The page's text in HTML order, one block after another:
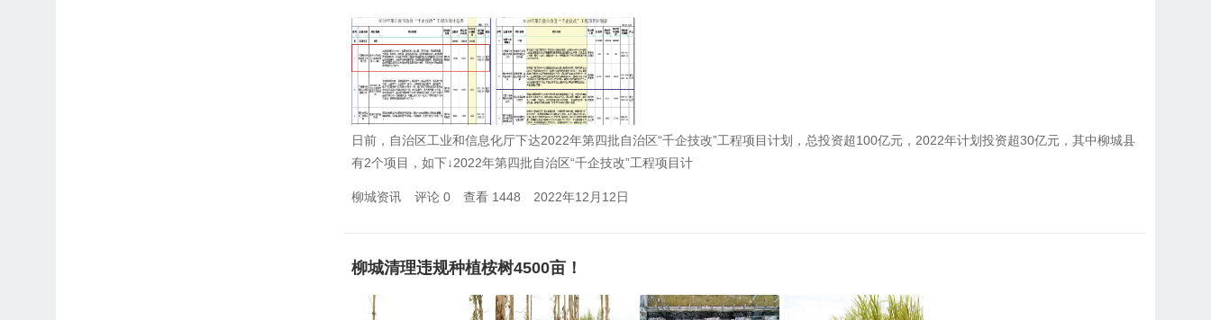
日前，自治区工业和信息化厅下达2022年第四批自治区“千企技改”工程项目计划，总投资超100亿元，2022年计划投资超30亿元，其中柳城县
有2个项目，如下↓2022年第四批自治区“千企技改”工程项目计
柳城资讯 评论 0 查看 1448 2022年12月12日
柳城清理违规种植桉树4500亩！